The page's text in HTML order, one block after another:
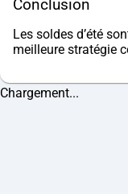
Conclusion
Les soldes d’été
meilleure stratégie
Chargement...